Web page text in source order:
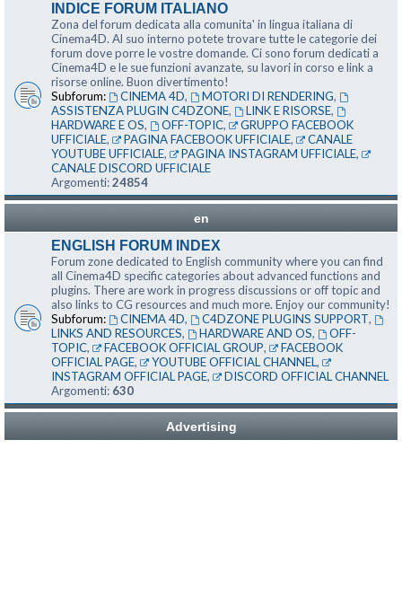
INDICE FORUM ITALIANO
Zona del forum dedicata alla comunita' in lingua italiana di
Cinema4D. Al suo interno potete trovare tutte le categorie dei
forum dove porre le vostre domande. Ci sono forum dedicati a
Cinema4D e le sue funzioni avanzate, su lavori in corso e link a
risorse online. Buon divertimento!
Subforum:
CINEMA 4D, MOTORI DI RENDERING,
ASSISTENZA PLUGIN C4DZONE, LINK E RISORSE,
HARDWARE E OS, OFF-TOPIC,
GRUPPO FACEBOOK
UFFICIALE, PAGINA FACEBOOK UFFICIALE,
CANALE
YOUTUBE UFFICIALE, PAGINA INSTAGRAM UFFICIALE,
CANALE DISCORD UFFICIALE
Argomenti:24854
en
ENGLISH FORUM INDEX
Forum zone dedicated to English community where you can find
all Cinema4D specific categories about advanced functions and
plugins. There are work in progress discussions or off topic and
also links to CG resources and much more. Enjoy our community!
Subforum:
CINEMA 4D, C4DZONE PLUGINS SUPPORT,
LINKS AND RESOURCES, HARDWARE AND OS,
OFF-
TOPIC, FACEBOOK OFFICIAL GROUP,
FACEBOOK
OFFICIAL PAGE, YOUTUBE OFFICIAL CHANNEL,
INSTAGRAM OFFICIAL PAGE,
DISCORD OFFICIAL CHANNEL
Argomenti: 630
Advertising